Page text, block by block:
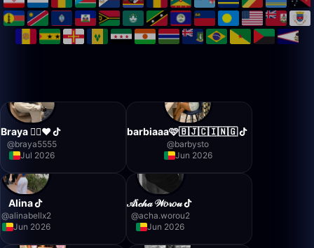
Braya 🙂‍↔️❤️
@braya5555
Jul 2026
barbiaaa🩷🇧🇯🇨🇮🇳🇬
@barbysto
Jun 2026
Alina
@alinabellx2
Jun 2026
𝒜ï𝒸𝒽𝒶 𝒲𝑜𝓇𝑜𝓊
@acha.worou2
Jun 2026